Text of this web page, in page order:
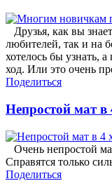
Друзья, как вы
любителей, так и на
хотелось бы узнать,
ход. Или это очень
Поделиться
Непростой мат в
Очень непростой
Справятся только
Поделиться